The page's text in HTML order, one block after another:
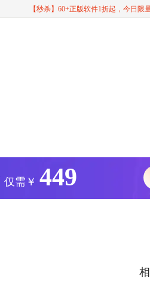
【秒杀】60+正版软件1折起，今日限
仅需￥ 449